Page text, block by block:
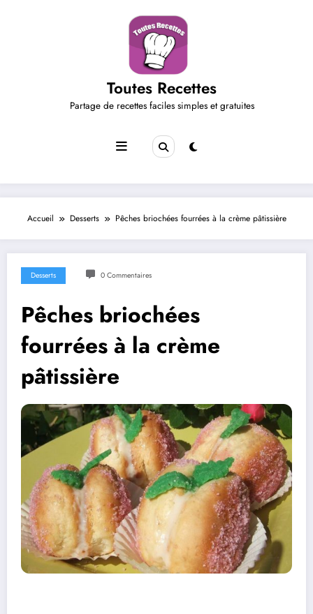
Toutes Recettes
Partage de recettes faciles simples et gratuites
Accueil Desserts Pêches briochées fourrées à la crème pâtissière
Desserts 0 Commentaires
Pêches briochées
fourrées à la crème
pâtissière